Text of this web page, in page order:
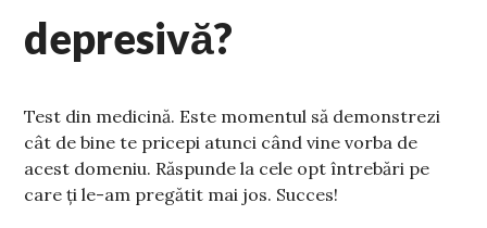
depresivă?
Test din medicină. Este momentul să demonstrezi
cât de bine te pricepi atunci când vine vorba de
acest domeniu. Răspunde la cele opt întrebări pe
care ți le-am pregătit mai jos. Succes!